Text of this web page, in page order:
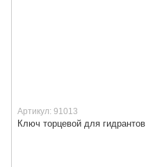
Артикул: 91013
Ключ торцевой для гидрантов